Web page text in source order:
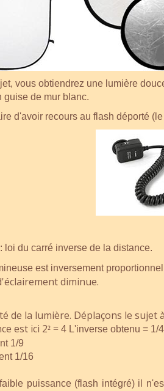
vous obtiendrez une lumière
guise de mur blanc.
d'avoir recours au flash déporté
loi du carré inverse de la distance.
est inversement
diminue.
de la lumière. Déplaçons le
est ici 2² = 4 L'inverse obtenu = 1/
1/9
1/16
puissance (flash intégré) il